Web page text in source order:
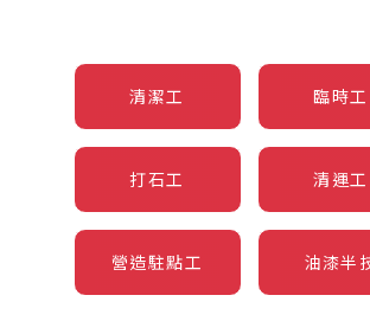
清潔工 臨時工
打石工 清運工
營造駐點工 油漆半